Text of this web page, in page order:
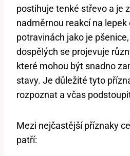
postihuje tenké střevo a je
nadměrnou reakcí na lepek
potravinách jako je
dospělých se projevuje
které mohou být snadno
stavy. Je důležité tyto
rozpoznat a včas
Mezi nejčastější příznaky
patří: